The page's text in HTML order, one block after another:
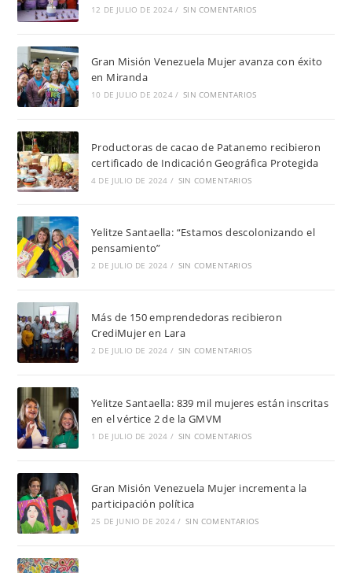
12 DE JULIO DE 2024 / SIN COMENTARIOS
Gran Misión Venezuela Mujer avanza con éxito
en Miranda
10 DE JULIO DE 2024 / SIN COMENTARIOS
Productoras de cacao de Patanemo recibieron
certificado de Indicación Geográfica Protegida
4 DE JULIO DE 2024 / SIN COMENTARIOS
Yelitze Santaella: “Estamos descolonizando el
pensamiento”
2 DE JULIO DE 2024 / SIN COMENTARIOS
Más de 150 emprendedoras recibieron
CrediMujer en Lara
2 DE JULIO DE 2024 / SIN COMENTARIOS
Yelitze Santaella: 839 mil mujeres están inscritas
en el vértice 2 de la GMVM
1 DE JULIO DE 2024 / SIN COMENTARIOS
Gran Misión Venezuela Mujer incrementa la
participación política
25 DE JUNIO DE 2024 / SIN COMENTARIOS